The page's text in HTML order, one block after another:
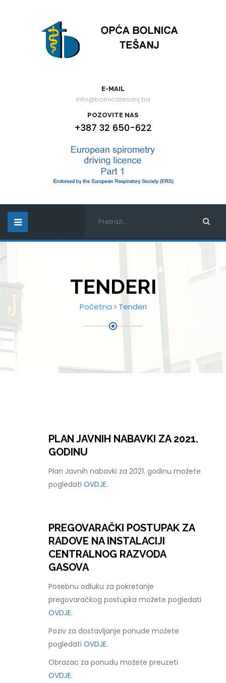
E-MAIL
info@bolnicatesanj.ba
POZOVITE NAS
+387 32 650-622
TENDERI
Početna Tenderi
PLAN JAVNIH NABAVKI ZA 2021.
GODINU
Plan Javnih nabavki za 2021. godinu možete
pogledatiOVDJE.
PREGOVARAČKI POSTUPAK ZA
RADOVE NA INSTALACIJI
CENTRALNOG RAZVODA
GASOVA
Posebnu odluku za pokretanje
pregovaračkog postupka možete pogledati
OVDJE.
Poziv za dostavljanje ponude možete
pogledatiOVDJE.
Obrazac za ponudu možete preuzeti
OVDJE.